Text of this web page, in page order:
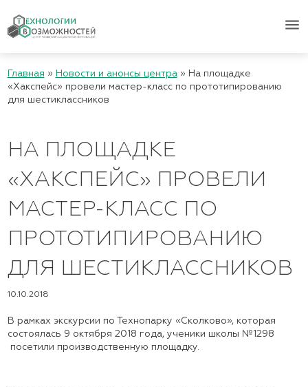
menu
Главная » Новости и анонсы центра» На площадке
«Хакспейс» провели мастер-класс по прототипированию
для шестиклассников
НА ПЛОЩАДКЕ
«ХАКСПЕЙС» ПРОВЕЛИ
МАСТЕР-КЛАСС ПО
ПРОТОТИПИРОВАНИЮ
ДЛЯ ШЕСТИКЛАССНИКОВ
10.10.2018
В рамках экскурсии по Технопарку «Сколково», которая
состоялась 9 октября 2018 года, ученики школы №1298
посетили производственную площадку.